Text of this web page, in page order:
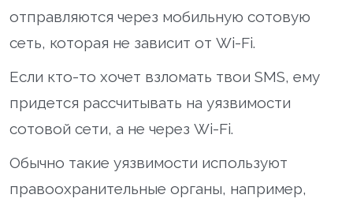
отправляются через мобильную сотовую
сеть, которая не зависит от Wi-Fi.
Если кто-то хочет взломать твои SMS, ему
придется рассчитывать на уязвимости
сотовой сети, а не через Wi-Fi.
Обычно такие уязвимости используют
правоохранительные органы, например,